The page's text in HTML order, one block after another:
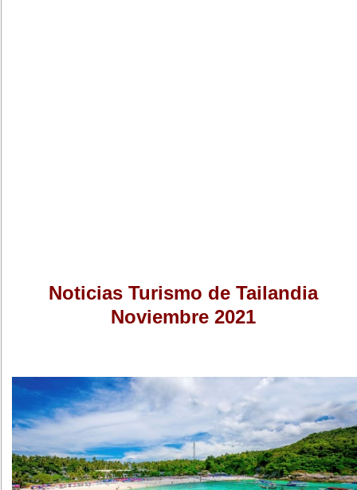
Noticias Turismo de Tailandia
Noviembre 2021